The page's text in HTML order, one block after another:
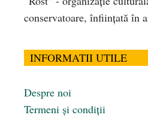
conservatoare, înfiinţată în
INFORMATII UTILE
Despre noi
Termeni și condiții